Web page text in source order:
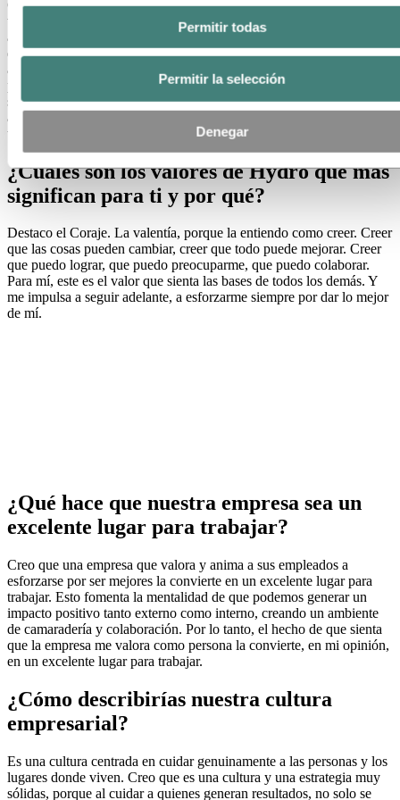
Permitir todas
Permitir la selección
Denegar
Cuando me di cuenta de que la educación es un camino hacia la
transformación, pensé: me hubiera gustado recibir actividades
adicionales para retener mejor los conocimientos de la escuela. Así
que busqué hacer algo que ayudara a los estudiantes y a las personas
a maximizar su aprendizaje. Esperando que estas sean semillas
plantadas y buenas para la sociedad. Y que un día, cuando estas
semillas germinen y florezcan, den fruto. Así que, lo que me impulsa
a seguir adelante es creer que tenemos un futuro brillante, ¡pero
tenemos que construirlo hoy, ahora!
¿Cuáles son los valores de Hydro que más
significan para ti y por qué?
Destaco el Coraje. La valentía, porque la entiendo como creer. Creer
que las cosas pueden cambiar, creer que todo puede mejorar. Creer
que puedo lograr, que puedo preocuparme, que puedo colaborar.
Para mí, este es el valor que sienta las bases de todos los demás. Y
me impulsa a seguir adelante, a esforzarme siempre por dar lo mejor
de mí.
¿Qué hace que nuestra empresa sea un
excelente lugar para trabajar?
Creo que una empresa que valora y anima a sus empleados a
esforzarse por ser mejores la convierte en un excelente lugar para
trabajar. Esto fomenta la mentalidad de que podemos generar un
impacto positivo tanto externo como interno, creando un ambiente
de camaradería y colaboración. Por lo tanto, el hecho de que sienta
que la empresa me valora como persona la convierte, en mi opinión,
en un excelente lugar para trabajar.
¿Cómo describirías nuestra cultura
empresarial?
Es una cultura centrada en cuidar genuinamente a las personas y los
lugares donde viven. Creo que es una cultura y una estrategia muy
sólidas, porque al cuidar a quienes generan resultados, no solo se